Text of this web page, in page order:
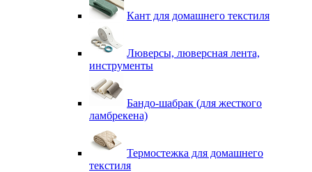
Кант для домашнего текстиля
Люверсы, люверсная лента,
инструменты
Бандо-шабрак (для жесткого
ламбрекена)
Термостежка для домашнего
текстиля